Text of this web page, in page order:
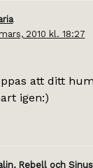
2010 kl. 18:27
att ditt
igen:)
Rebell och